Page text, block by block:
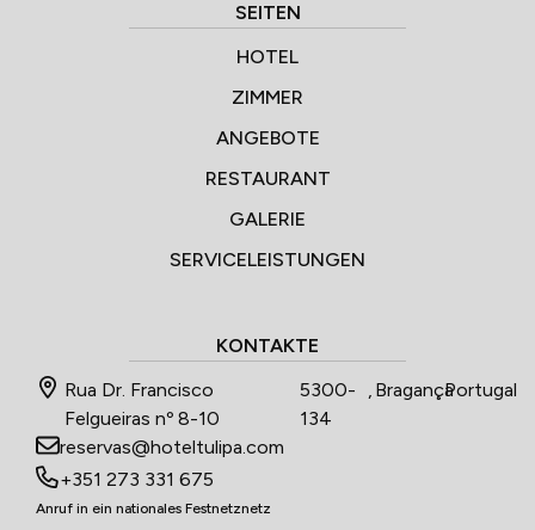
SEITEN
HOTEL
ZIMMER
ANGEBOTE
RESTAURANT
GALERIE
SERVICELEISTUNGEN
KONTAKTE
Rua Dr. Francisco
Felgueiras nº 8-10
5300-
134
, Bragança
,Portugal
reservas@hoteltulipa.com
+351 273 331 675
Anruf in ein nationales Festnetznetz